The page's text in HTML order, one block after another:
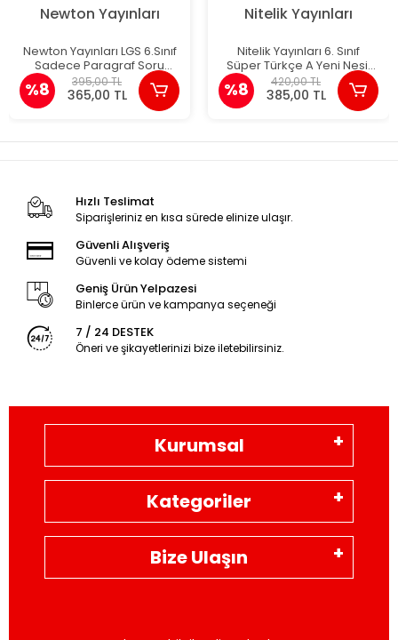
Newton Yayınları
Newton Yayınları LGS 6.Sınıf
Sadece Paragraf Soru
Bankası
%8 395,00 TL
365,00 TL
Nitelik Yayınları
Nitelik Yayınları 6. Sınıf
Süper Türkçe A Yeni Nesil
Geçiş Kitabı
%8 420,00 TL
385,00 TL
Hızlı Teslimat
Siparişleriniz en kısa sürede elinize ulaşır.
Güvenli Alışveriş
Güvenli ve kolay ödeme sistemi
Geniş Ürün Yelpazesi
Binlerce ürün ve kampanya seçeneği
7 / 24 DESTEK
Öneri ve şikayetlerinizi bize iletebilirsiniz.
Kurumsal
Kategoriler
Bize Ulaşın